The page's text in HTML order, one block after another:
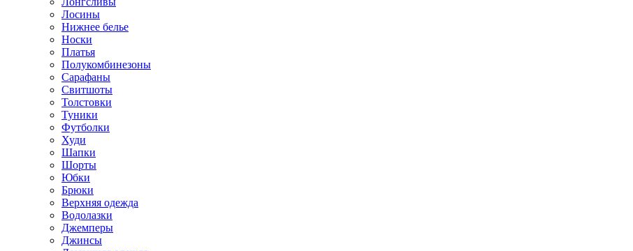
Лосины
Нижнее белье
Носки
Платья
Полукомбинезоны
Сарафаны
Свитшоты
Толстовки
Туники
Футболки
Худи
Шапки
Шорты
Юбки
Брюки
Верхняя одежда
Водолазки
Джемперы
Джинсы